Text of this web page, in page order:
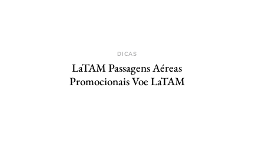
DICAS
LaTAM Passagens Aéreas
Promocionais Voe LaTAM